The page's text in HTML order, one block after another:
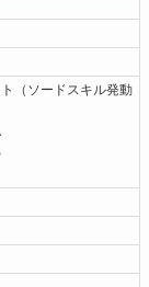
（ソードスキル発動